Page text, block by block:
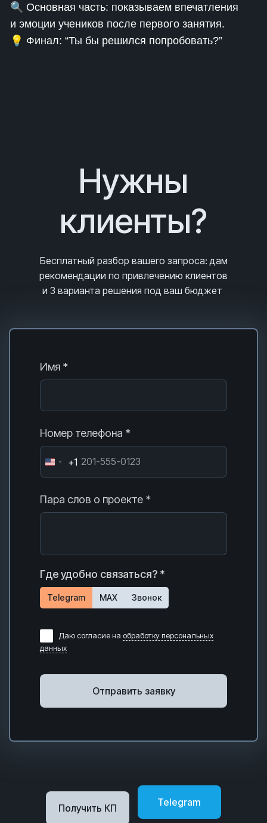
🔍 Основная часть: показываем впечатления
и эмоции учеников после первого занятия.
💡 Финал: “Ты бы решился попробовать?”
Нужны
клиенты?
Бесплатный разбор вашего запроса: дам
рекомендации по привлечению клиентов
и 3 варианта решения под ваш бюджет
Имя *
Номер телефона *
+1
Пара слов о проекте *
Где удобно связаться? *
Telegram MAX Звонок
Даю согласие на обработку персональных
данных
Отправить заявку
Telegram
Получить КП